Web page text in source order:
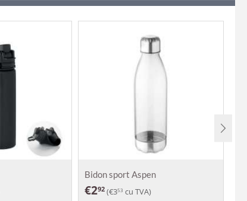
Bidon sport Aspen
€292 (€353 cu TVA)